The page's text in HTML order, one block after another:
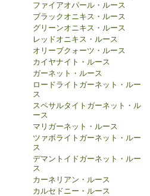
ファイアオパール・ルース
ブラックオニキス・ルース
グリーンオニキス・ルース
レッドオニキス・ルース
オリーブクォーツ・ルース
カイヤナイト・ルース
ガーネット・ルース
ロードライトガーネット・ルー
ス
スペサルタイトガーネット・ル
ース
マリガーネット・ルース
ツァボライトガーネット・ルー
ス
デマントイドガーネット・ルー
ス
カーネリアン・ルース
カルセドニー・ルース